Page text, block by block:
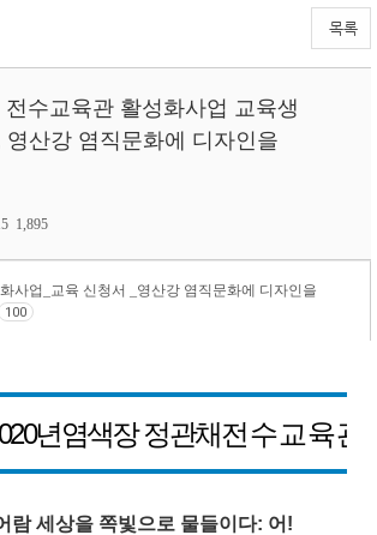
목록
수교육관 활성화사업 교육생
영산강 염직문화에 디자인을
1,895
사업_교육 신청서 _영산강 염직문화에 디자인을
100
년염색장 정관채전수교육관
람 세상을 쪽빛으로 물들이다: 어!